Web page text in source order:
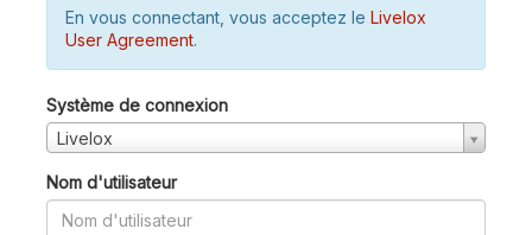
En vous connectant, vous acceptez le Livelox
User Agreement.
Système de connexion
Livelox
Nom d'utilisateur